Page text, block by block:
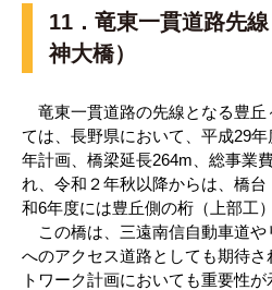
11．竜東一貫道路先
神大橋）
竜東一貫道路の先線となる豊丘
ては、長野県において、平成29
年計画、橋梁延長264m、総事業
れ、令和２年秋以降からは、橋
和6年度には豊丘側の桁（上部工
この橋は、三遠南信自動車道や
へのアクセス道路としても期待
トワーク計画においても重要性